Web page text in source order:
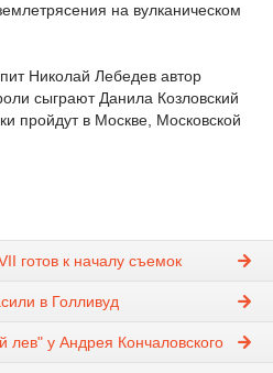
на вулканическом
Николай Лебедев автор
сыграют Данила Козловский
пройдут в Москве, Московской
готов к началу съемок
в Голливуд
у Андрея Кончаловского